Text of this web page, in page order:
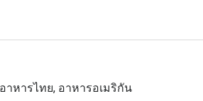
ยนและเวิร์กช็อปต่างๆ ทำให้ที่นี่เป็น
าหารไทย, อาหารอเมริกัน